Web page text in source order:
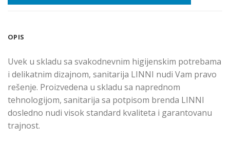
OPIS
Uvek u skladu sa svakodnevnim higijenskim potrebama
i delikatnim dizajnom, sanitarija LINNI nudi Vam pravo
rešenje. Proizvedena u skladu sa naprednom
tehnologijom, sanitarija sa potpisom brenda LINNI
dosledno nudi visok standard kvaliteta i garantovanu
trajnost.